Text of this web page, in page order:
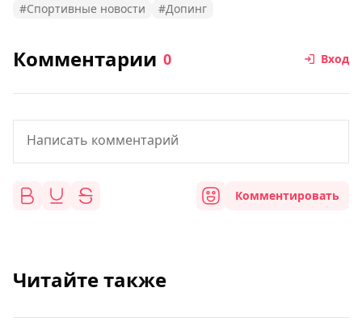
#Спортивные новости #Допинг
Комментарии 0 Вход
Комментировать
Читайте также